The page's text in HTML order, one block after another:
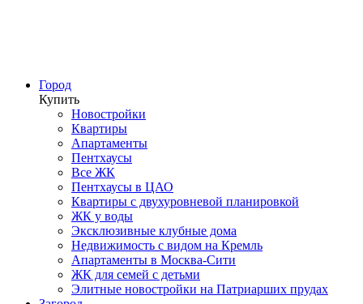
Город
Купить
Новостройки
Квартиры
Апартаменты
Пентхаусы
Все ЖК
Пентхаусы в ЦАО
Квартиры с двухуровневой планировкой
ЖК у воды
Эксклюзивные клубные дома
Недвижимость с видом на Кремль
Апартаменты в Москва-Сити
ЖК для семей с детьми
Элитные новостройки на Патриарших прудах